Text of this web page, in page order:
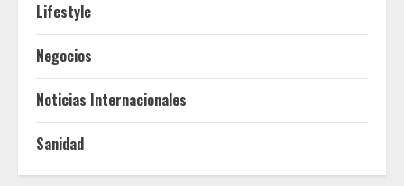
Lifestyle
Negocios
Noticias Internacionales
Sanidad